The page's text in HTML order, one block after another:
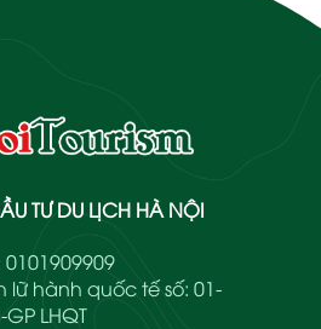
TƯ DU LỊCH HÀ NỘI
hành quốc tế số: 01-
LHQT